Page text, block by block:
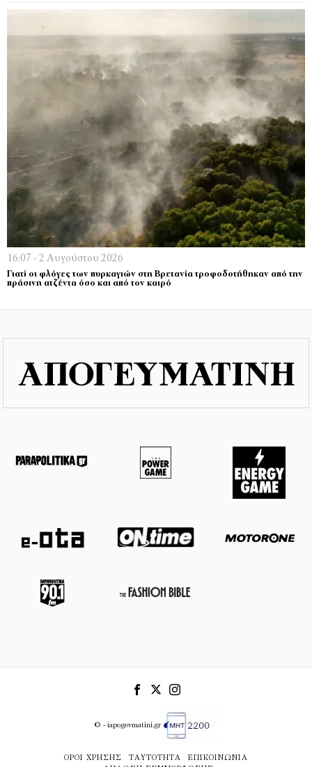
16:07 - 2 Αυγούστου 2026
Γιατί οι φλόγες των πυρκαγιών στη Βρετανία τροφοδοτήθηκαν από την
πράσινη ατζέντα όσο και από τον καιρό
© - iapogevmatini.gr
ΌΡΟΙ ΧΡΉΣΗΣ ΤΑΥΤΌΤΗΤΑ
ΕΠΙΚΟΙΝΩΝΊΑ